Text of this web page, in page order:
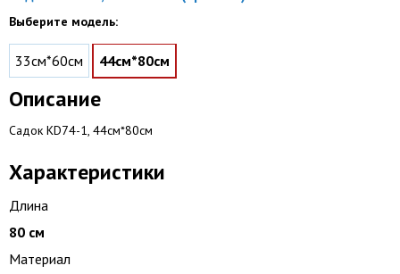
Выберите модель:
33см*60см 44см*80см
Описание
Садок KD74-1, 44см*80см
Характеристики
Длина
80 см
Материал